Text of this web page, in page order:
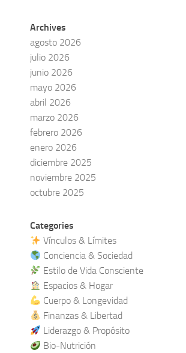
Archives
agosto 2026
julio 2026
junio 2026
mayo 2026
abril 2026
marzo 2026
febrero 2026
enero 2026
diciembre 2025
noviembre 2025
octubre 2025
Categories
Vínculos & Límites
Conciencia & Sociedad
Estilo de Vida Consciente
Espacios & Hogar
Cuerpo & Longevidad
Finanzas & Libertad
Liderazgo & Propósito
Bio-Nutrición